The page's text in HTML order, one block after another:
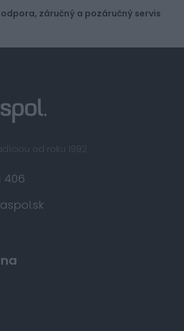
záručný a pozáručný servis
od roku 1992
406